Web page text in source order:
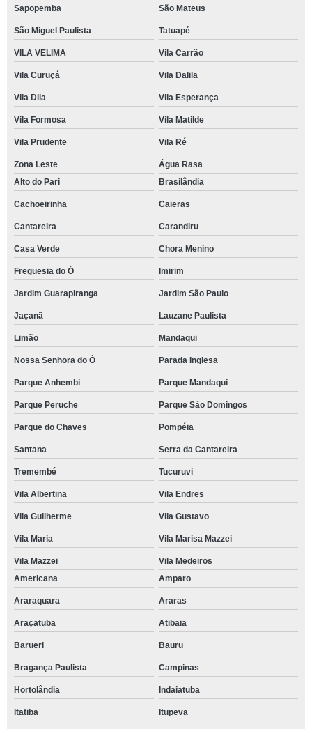
Sapopemba São Mateus
São Miguel Paulista Tatuapé
VILA VELIMA Vila Carrão
Vila Curuçá Vila Dalila
Vila Dila Vila Esperança
Vila Formosa Vila Matilde
Vila Prudente Vila Ré
Zona Leste
Água Rasa
Alto do Pari
Brasilândia
Cachoeirinha Caieras
Cantareira Carandiru
Casa Verde Chora Menino
Freguesia do Ó Imirim
Jardim Guarapiranga Jardim São Paulo
Jaçanã Lauzane Paulista
Limão Mandaqui
Nossa Senhora do Ó Parada Inglesa
Parque Anhembi Parque Mandaqui
Parque Peruche Parque São Domingos
Parque do Chaves Pompéia
Santana Serra da Cantareira
Tremembé Tucuruvi
Vila Albertina Vila Endres
Vila Guilherme Vila Gustavo
Vila Maria Vila Marisa Mazzei
Vila Mazzei
Vila Medeiros
Americana
Amparo
Araraquara Araras
Araçatuba Atibaia
Barueri Bauru
Bragança Paulista Campinas
Hortolândia Indaiatuba
Itatiba Itupeva